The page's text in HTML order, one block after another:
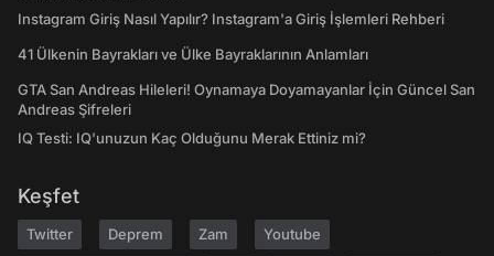
Instagram Giriş Nasıl Yapılır? Instagram'a Giriş İşlemleri Rehberi
41 Ülkenin Bayrakları ve Ülke Bayraklarının Anlamları
GTA San Andreas Hileleri! Oynamaya Doyamayanlar İçin Güncel San
Andreas Şifreleri
IQ Testi: IQ'unuzun Kaç Olduğunu Merak Ettiniz mi?
Keşfet
Twitter Deprem Zam Youtube